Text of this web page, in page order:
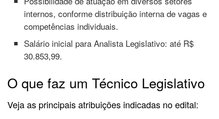
internos, conforme distribuição interna de vagas e
competências individuais.
Salário inicial para Analista Legislativo: até R$
30.853,99.
O que faz um Técnico Legislativo
Veja as principais atribuições indicadas no edital: